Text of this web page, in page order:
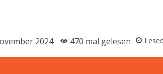
2024 470 mal gelesen